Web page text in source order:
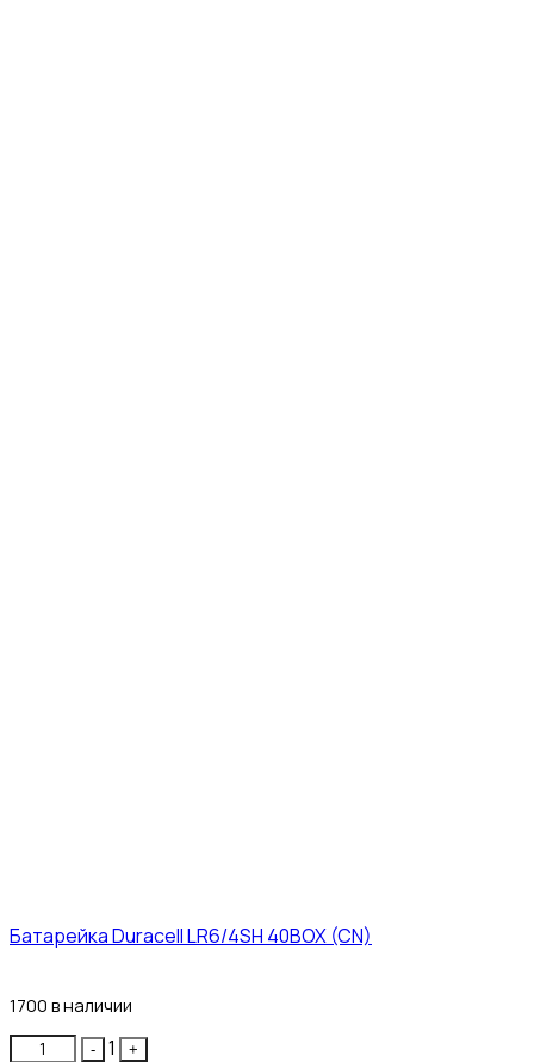
Батарейка Duracell LR6/4SH 40BOX (CN)
1700 в наличии
Quantity
- 1
+